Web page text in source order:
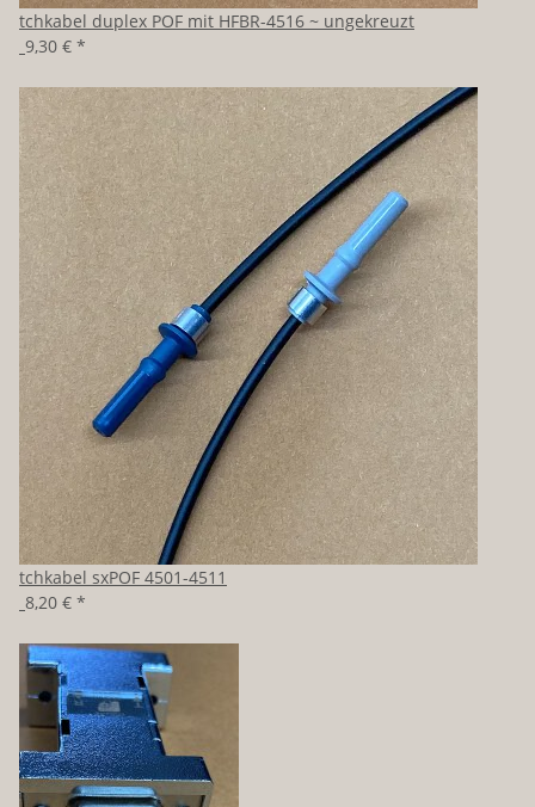
Patchkabel duplex POF mit HFBR-4516 ~ ungekreuzt
9,30 € *
Patchkabel sxPOF 4501-4511
8,20 € *